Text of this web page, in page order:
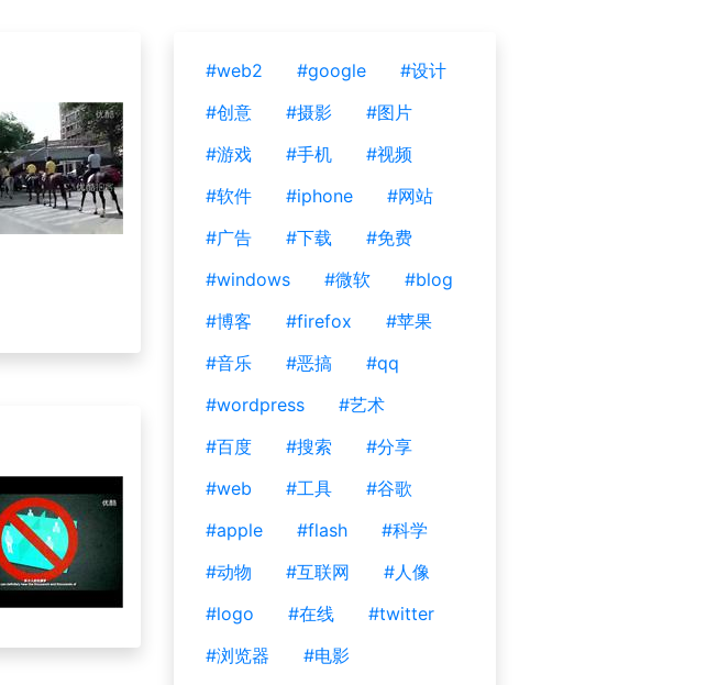
#web2 #google
#设计
#创意
#摄影
#图片
#游戏
#手机
#视频
#软件
#iphone
#网站
#广告
#下载
#免费
#windows
#微软
#blog
#博客
#firefox
#苹果
#音乐
#恶搞
#qq
#wordpress
#艺术
#百度
#搜索
#分享
#web
#工具
#谷歌
#apple
#flash
#科学
#动物
#互联网
#人像
#logo
#在线
#twitter
#浏览器
#电影